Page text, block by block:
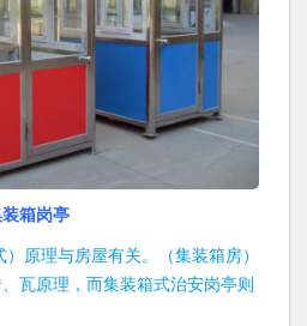
箱岗亭
）原理与房屋有关。（集装箱房）
瓦原理，而集装箱式治安岗亭则